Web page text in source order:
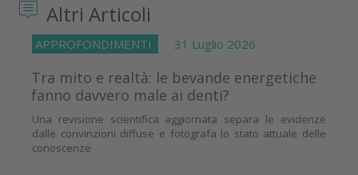
Altri Articoli
APPROFONDIMENTI 31 Luglio 2026
Tra mito e realtà: le bevande energetiche
fanno davvero male ai denti?
Una revisione scientifica aggiornata separa le evidenze
dalle convinzioni diffuse e fotografa lo stato attuale delle
conoscenze